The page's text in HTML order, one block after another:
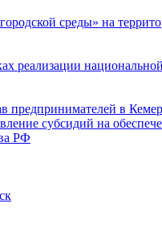
среды» на
реализации
предпринимателей в
субсидий на
РФ